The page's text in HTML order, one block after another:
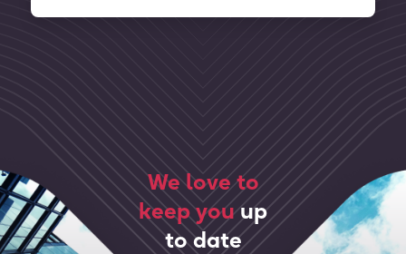
We love to
keep youup
to date